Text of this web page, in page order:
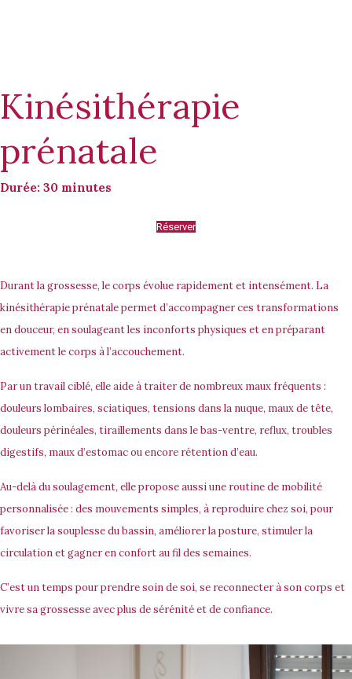
Kinésithérapie
prénatale
Durée: 30 minutes
Réserver
Durant la grossesse, le corps évolue rapidement et intensément. La
kinésithérapie prénatale permet d’accompagner ces transformations
en douceur, en soulageant les inconforts physiques et en préparant
activement le corps à l’accouchement.
Par un travail ciblé, elle aide à traiter de nombreux maux fréquents :
douleurs lombaires, sciatiques, tensions dans la nuque, maux de tête,
douleurs périnéales, tiraillements dans le bas-ventre, reflux, troubles
digestifs, maux d’estomac ou encore rétention d’eau.
Au-delà du soulagement, elle propose aussi une routine de mobilité
personnalisée : des mouvements simples, à reproduire chez soi, pour
favoriser la souplesse du bassin, améliorer la posture, stimuler la
circulation et gagner en confort au fil des semaines.
C’est un temps pour prendre soin de soi, se reconnecter à son corps et
vivre sa grossesse avec plus de sérénité et de confiance.